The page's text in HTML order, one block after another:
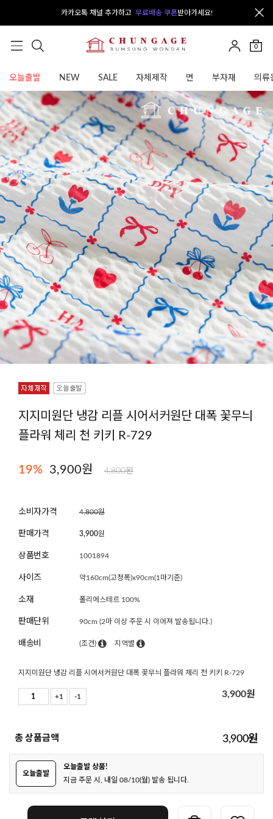
카카오톡 채널 추가하고 무료배송 쿠폰받아가세요!
0
오늘출발 NEW SALE 자체제작 면 부자재 의류
지지미원단 냉감 리플 시어서커원단 대폭 꽃무늬
플라워 체리 천 키키 R-729
19% 3,900원 4,800원
소비자가격 4,800원
판매가격 3,900원
상품번호 1001894
사이즈 약160cm(고정폭)x90cm(1마기준)
소재 폴리에스테르 100%
판매단위 90cm (2마 이상 주문 시 이어져 발송됩니다.)
배송비 (조건) 지역별
지지미원단 냉감 리플 시어서커원단 대폭 꽃무늬 플라워 체리 천 키키 R-729
+1 -1 3,900원
총 상품금액 3,900원
오늘출발
오늘출발 상품!
지금 주문 시, 내일 08/10(월) 발송 됩니다.